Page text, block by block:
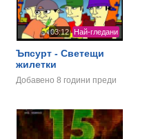
03:12 Най-гледани
Ъпсурт - Светещи
жилетки
Добавено 8 години преди